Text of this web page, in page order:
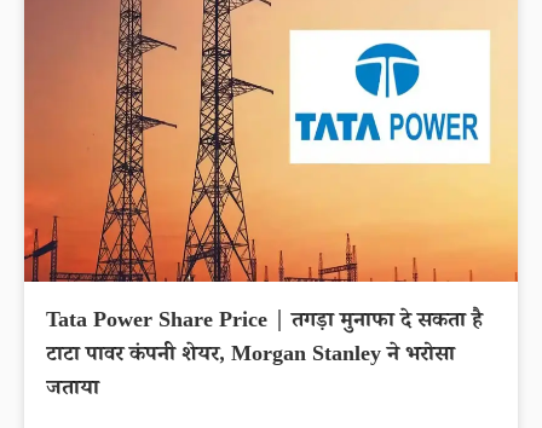
Tata Power Share Price | तगड़ा मुनाफा दे सकता है
टाटा पावर कंपनी शेयर, Morgan Stanley ने भरोसा
जताया